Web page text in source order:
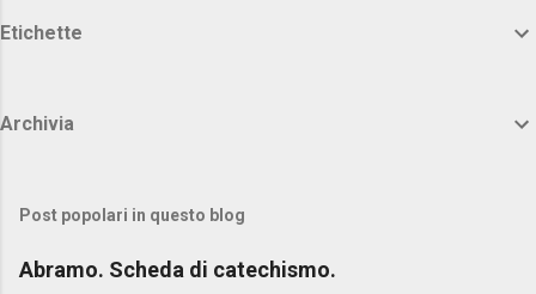
Etichette
Archivia
Post popolari in questo blog
Abramo. Scheda di catechismo.